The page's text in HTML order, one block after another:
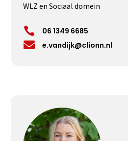
WLZ en Sociaal domein
 06 1349 6685
 e.vandijk@clionn.nl